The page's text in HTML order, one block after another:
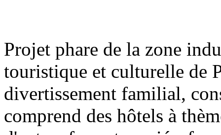
Projet phare de la zone
touristique et culturelle de
divertissement familial,
comprend des hôtels à